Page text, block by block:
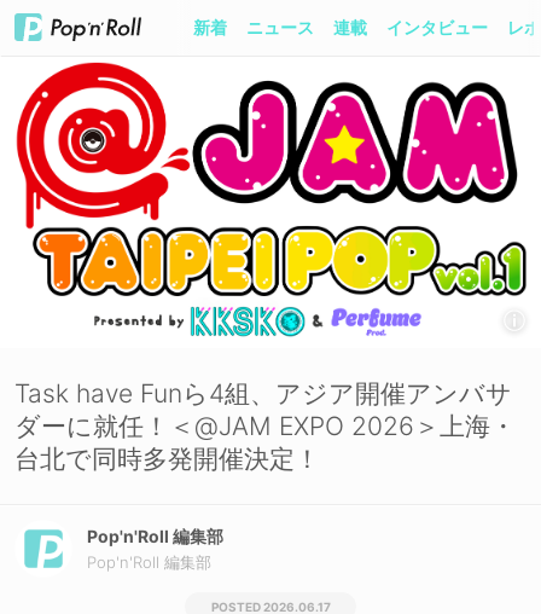
新着 ニュース 連載 インタビュー レ
Task have Funら4組、アジア開催アンバサ
ダーに就任！＜@JAM EXPO 2026＞上海・
台北で同時多発開催決定！
Pop'n'Roll 編集部
Pop'n'Roll 編集部
2026.06.17